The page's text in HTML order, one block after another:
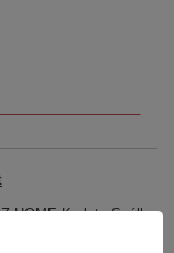
HOME Kurleto Spółka